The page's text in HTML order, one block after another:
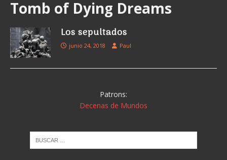
Tomb of Dying Dreams
Los sepultados
junio 24, 2018 Paul
Patrons:
Decenas de Mundos